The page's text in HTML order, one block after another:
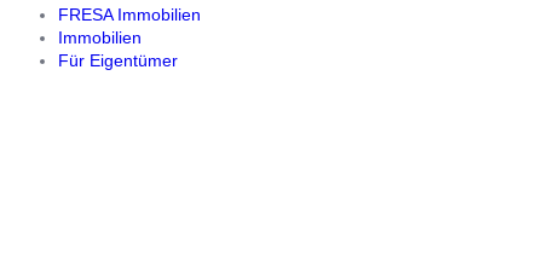
FRESA Immobilien
Immobilien
Für Eigentümer